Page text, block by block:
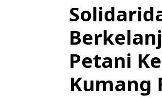
Petani
Kumang